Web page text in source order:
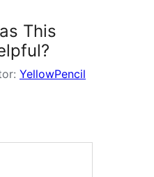
This
YellowPencil